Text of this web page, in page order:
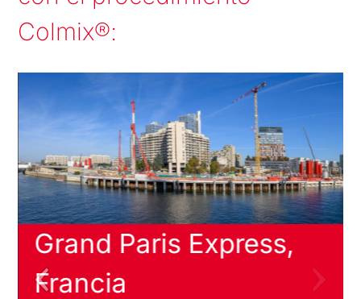
Colmix®:
Turkmenbashi
Seaport, Turkmenistán